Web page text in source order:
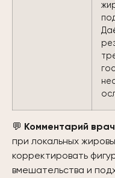
💬 Комментарий
при локальных
корректировать
вмешательства и